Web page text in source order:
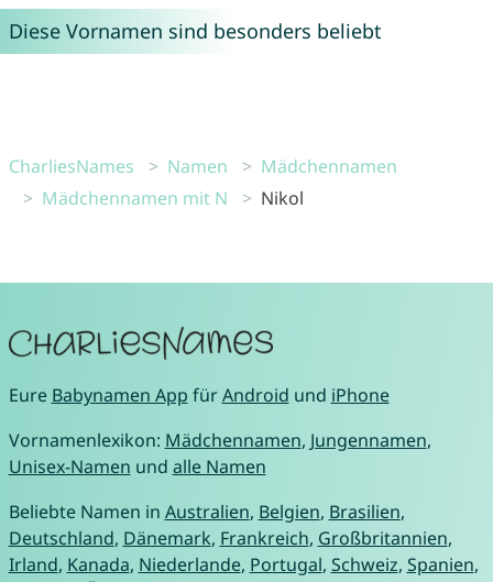
Diese Vornamen sind besonders beliebt
CharliesNames Namen
Mädchennamen
Mädchennamen mit N
Nikol
Eure Babynamen App fürAndroid und iPhone
Vornamenlexikon: Mädchennamen, Jungennamen,
Unisex-Namen und alle Namen
Beliebte Namen in Australien, Belgien, Brasilien,
Deutschland, Dänemark, Frankreich, Großbritannien,
Irland, Kanada, Niederlande, Portugal, Schweiz, Spanien,